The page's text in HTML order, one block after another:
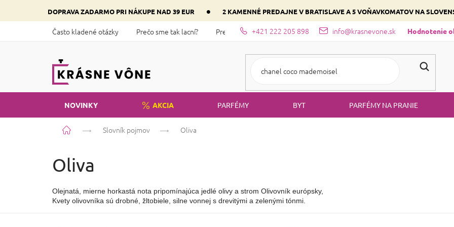
obsah
DOPRAVA ZADARMO PRI NÁKUPE NAD 39 EUR • 2 KAMENNÉ PREDAJNE V BRATISLAVE A 5 VOŇAVKOMATOV NA
+421 222 205 898 info@krasnevone.sk Hodnotenie
Často kladené otázky Prečo sme tak lacní? Predajne Zloženie parfémov a druhy vôní Vyberte si podľa
NOVINKY AKCIA PARFÉMY BYT PARFÉMY NA PRANIE
Domov Slovník pojmov Oliva
Oliva
Olejnatá, mierne horkastá nota pripomínajúca jedlé olivy a strom Olivovník európsky,
Kvety olivovníka sú drobné, žltobiele, silne vonnej s drevitými a zelenými tónmi.